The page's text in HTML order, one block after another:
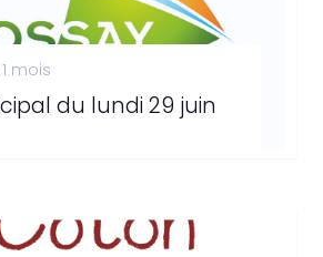
mois
du lundi 29 juin